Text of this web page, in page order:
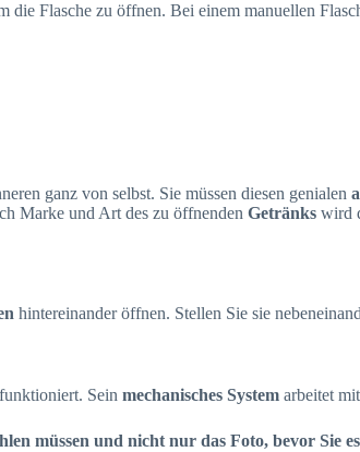
Flasche zu öffnen. Bei einem manuellen
ganz von selbst. Sie müssen diesen genialen
Marke und Art des zu öffnenden Getränks wird
hintereinander öffnen. Stellen Sie sie
Sein mechanisches System arbeitet
müssen und nicht nur das Foto, bevor Sie